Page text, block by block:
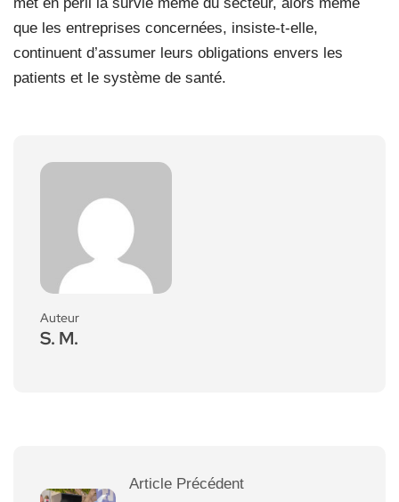
que les entreprises concernées, insiste-t-elle,
continuent d’assumer leurs obligations envers les
patients et le système de santé.
Auteur
S. M.
Article Précédent